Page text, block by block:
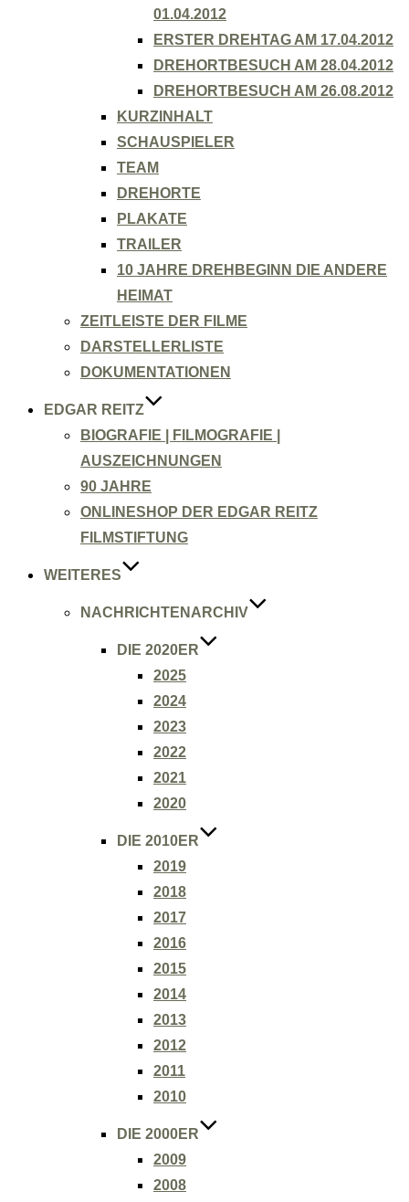
01.04.2012
ERSTER DREHTAG AM 17.04.2012
DREHORTBESUCH AM 28.04.2012
DREHORTBESUCH AM 26.08.2012
KURZINHALT
SCHAUSPIELER
TEAM
DREHORTE
PLAKATE
TRAILER
10 JAHRE DREHBEGINN DIE ANDERE
HEIMAT
ZEITLEISTE DER FILME
DARSTELLERLISTE
DOKUMENTATIONEN
EDGAR REITZ
BIOGRAFIE | FILMOGRAFIE |
AUSZEICHNUNGEN
90 JAHRE
ONLINESHOP DER EDGAR REITZ
FILMSTIFTUNG
WEITERES
NACHRICHTENARCHIV
DIE 2020ER
2025
2024
2023
2022
2021
2020
DIE 2010ER
2019
2018
2017
2016
2015
2014
2013
2012
2011
2010
DIE 2000ER
2009
2008